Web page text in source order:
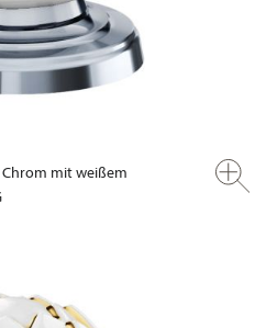
Chrom mit weißem